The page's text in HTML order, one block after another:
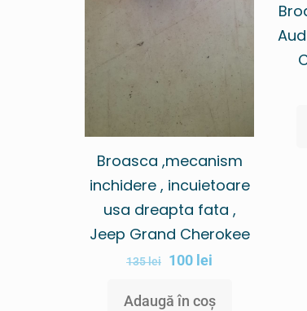
Broasca ,mecanism
inchidere , incuietoare
usa dreapta fata ,
Jeep Grand Cherokee
135lei 100 lei
Adaugă în coș